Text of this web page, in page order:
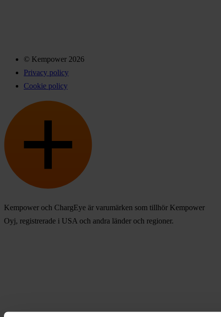
© Kempower 2026
Privacy policy
Cookie policy
Kempower och ChargEye är varumärken som tillhör Kempower
Oyj, registrerade i USA och andra länder och regioner.